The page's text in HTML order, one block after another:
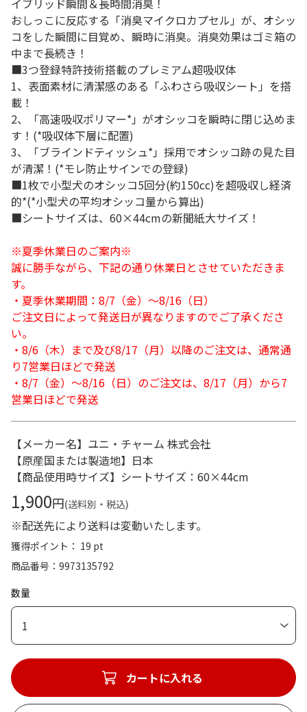
イブリッド瞬間＆長時間消臭！
おしっこに反応する「消臭マイクロカプセル」が、オシッ
コをした瞬間に目覚め、瞬時に消臭。消臭効果はゴミ箱の
中まで長続き！
■3つ登録特許技術搭載のプレミアム超吸収体
1、表面素材に清潔感のある「ふわさら吸収シート」を搭
載！
2、「高速吸収ポリマー*」がオシッコを瞬時に閉じ込めま
す！(*吸収体下層に配置)
3、「ブラインドティッシュ*」採用でオシッコ跡の見た目
が清潔！(*モレ防止サインでの登録)
■1枚で小型犬のオシッコ5回分(約150cc)を超吸収し経済
的*(*小型犬の平均オシッコ量から算出)
■シートサイズは、60×44cmの新聞紙大サイズ！
※夏季休業日のご案内※
誠に勝手ながら、下記の通り休業日とさせていただきま
す。
・夏季休業期間：8/7（金）～8/16（日）
ご注文日によって発送日が異なりますのでご了承くださ
い。
・8/6（木）まで及び8/17（月）以降のご注文は、通常通
り7営業日ほどで発送
・8/7（金）～8/16（日）のご注文は、8/17（月）から7
営業日ほどで発送
【メーカー名】ユニ・チャーム 株式会社
【原産国または製造地】日本
【商品使用時サイズ】シートサイズ：60×44cm
1,900円(送料別・税込)
※配送先により送料は変動いたします。
獲得ポイント： 19 pt
商品番号
9973135792
数量
1
カートに入れる